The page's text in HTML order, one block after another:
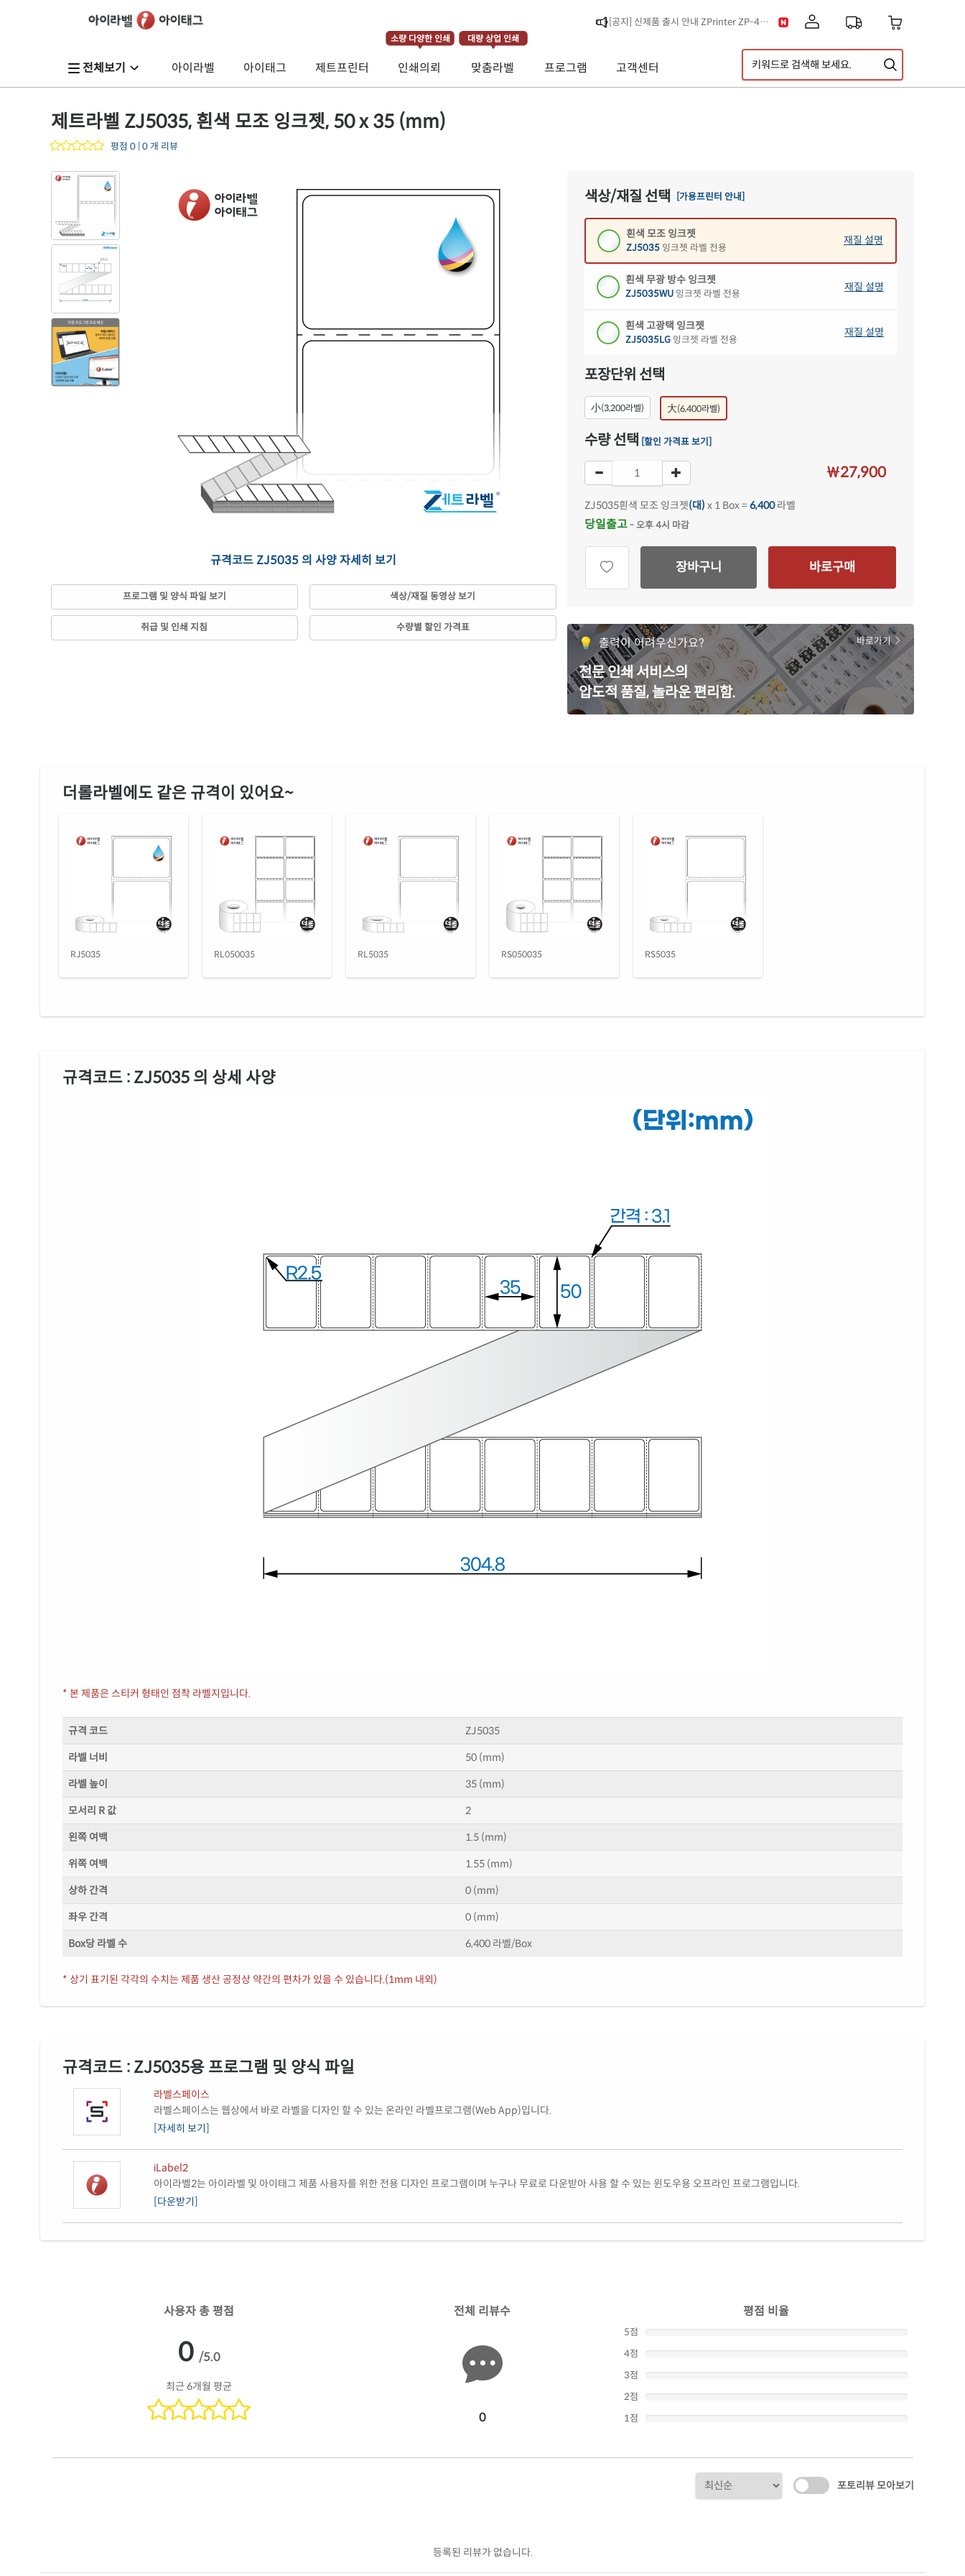
[공지] 신제품 출시 안내 ZPrinter ZP-4121B
[공지] 택배 없는 날 & 광복절 배송안내
[공지] 고객센터 운영시간 및 내선번호 변경 안내
[공지] 아이라벨 무료배송 기준 금액 변경 안내
전체보기 아이라벨 아이태그 제트프린터
소량 다양한 인쇄
인쇄의뢰
대량 상업 인쇄
맞춤라벨 프로그램 고객센터
제트라벨 ZJ5035, 흰색 모조 잉크젯, 50 x 35 (mm)
평점 0 | 0 개 리뷰
규격코드 ZJ5035 의 사양 자세히 보기
프로그램 및 양식 파일 보기 색상/재질 동영상 보기
취급 및 인쇄 지침 수량별 할인 가격표
색상/재질 선택 [가용프린터 안내]
흰색 모조 잉크젯
ZJ5035 잉크젯 라벨 전용
재질 설명
흰색 무광 방수 잉크젯
ZJ5035WU 잉크젯 라벨 전용
재질 설명
흰색 고광택 잉크젯
ZJ5035LG 잉크젯 라벨 전용
재질 설명
포장단위 선택
小(3,200라벨) 大(6,400라벨)
수량 선택 [할인 가격표 보기]
￦27,900
ZJ5035흰색 모조 잉크젯(대) x 1 Box =6,400라벨
당일출고- 오후 4시 마감
장바구니 바로구매
출력이 어려우신가요?
전문 인쇄 서비스의
압도적 품질, 놀라운 편리함.
바로가기
더롤라벨에도 같은 규격이 있어요~
RJ5035 RL050035 RL5035 RS050035 RS5035
규격코드 : ZJ5035 의 상세 사양
* 본 제품은 스티커 형태인 점착 라벨지입니다.
규격 코드 ZJ5035
라벨 너비 50 (mm)
라벨 높이 35 (mm)
모서리 R 값 2
왼쪽 여백 1.5 (mm)
위쪽 여백 1.55 (mm)
상하 간격 0 (mm)
좌우 간격 0 (mm)
Box당 라벨 수 6,400 라벨/Box
* 상기 표기된 각각의 수치는 제품 생산 공정상 약간의 편차가 있을 수 있습니다.(1mm 내외)
규격코드 : ZJ5035용 프로그램 및 양식 파일
라벨스페이스
라벨스페이스는 웹상에서 바로 라벨을 디자인 할 수 있는 온라인 라벨프로그램(Web App)입니다.
[자세히 보기]
iLabel2
아이라벨2는 아이라벨 및 아이태그 제품 사용자를 위한 전용 디자인 프로그램이며 누구나 무료로 다운받아 사용 할 수 있는 윈도우용 오프라인 프로그램입니다.
[다운받기]
사용자 총 평점
0 /5.0
최근 6개월 평균
전체 리뷰수
0
평점 비율
5점
4점
3점
2점
1점
포토리뷰 모아보기
등록된 리뷰가 없습니다.